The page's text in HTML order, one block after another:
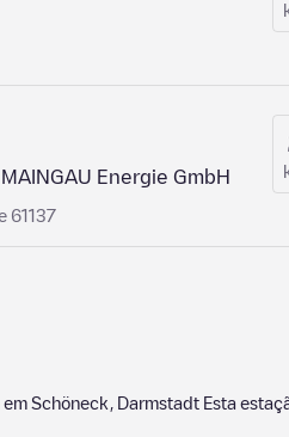
Energie GmbH
61137
em Schöneck Darmstadt Esta